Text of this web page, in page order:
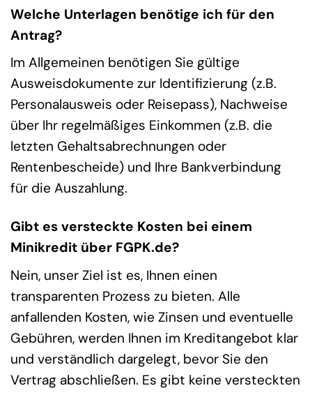
Welche Unterlagen benötige ich für den
Antrag?
Im Allgemeinen benötigen Sie gültige
Ausweisdokumente zur Identifizierung (z.B.
Personalausweis oder Reisepass), Nachweise
über Ihr regelmäßiges Einkommen (z.B. die
letzten Gehaltsabrechnungen oder
Rentenbescheide) und Ihre Bankverbindung
für die Auszahlung.
Gibt es versteckte Kosten bei einem
Minikredit über FGPK.de?
Nein, unser Ziel ist es, Ihnen einen
transparenten Prozess zu bieten. Alle
anfallenden Kosten, wie Zinsen und eventuelle
Gebühren, werden Ihnen im Kreditangebot klar
und verständlich dargelegt, bevor Sie den
Vertrag abschließen. Es gibt keine versteckten